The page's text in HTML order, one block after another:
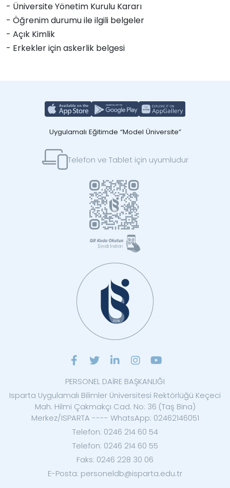
- Üniversite Yönetim Kurulu Kararı
- Öğrenim durumu ile ilgili belgeler
- Açık Kimlik
- Erkekler için askerlik belgesi
Uygulamalı Eğitimde “Model Üniversite”
Telefon ve Tablet için uyumludur
PERSONEL DAİRE BAŞKANLIĞI
Isparta Uygulamalı Bilimler Üniversitesi Rektörlüğü Keçeci
Mah. Hilmi Çakmakçı Cad. No: 36 (Taş Bina)
Merkez/ISPARTA ---- WhatsApp: 02462146051
Telefon: 0246 214 60 54
Telefon: 0246 214 60 55
Faks: 0246 228 30 06
E-Posta: personeldb@isparta.edu.tr